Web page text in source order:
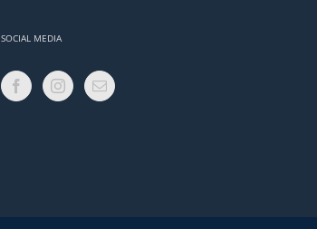
SOCIAL MEDIA